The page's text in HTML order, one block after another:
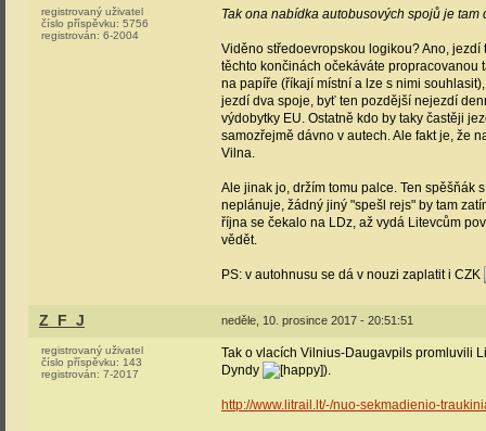
registrovaný uživatel
číslo příspěvku: 5756
registrován: 6-2004
Tak ona nabídka autobusových spojů je tam
Viděno středoevropskou logikou? Ano,
těchto končinách očekáváte propracovanou
na papíře (říkají místní a lze s nimi
jezdí dva spoje, byť ten pozdější nejezdí
výdobytky EU. Ostatně kdo by taky častěji
samozřejmě dávno v autech. Ale fakt je, že
Vilna.
Ale jinak jo, držím tomu palce. Ten spěšňák
neplánuje, žádný jiný "spešl rejs" by tam
října se čekalo na LDz, až vydá Litevcům
vědět.
PS: v autohnusu se dá v nouzi zaplatit i CZK
Z_F_J neděle, 10. prosince 2017 - 20:51:51
registrovaný uživatel
číslo příspěvku: 143
registrován: 7-2017
Tak o vlacích Vilnius-Daugavpils promluvili
Dyndy
).
http://www.litrail.lt/-/nuo-sekmadienio-